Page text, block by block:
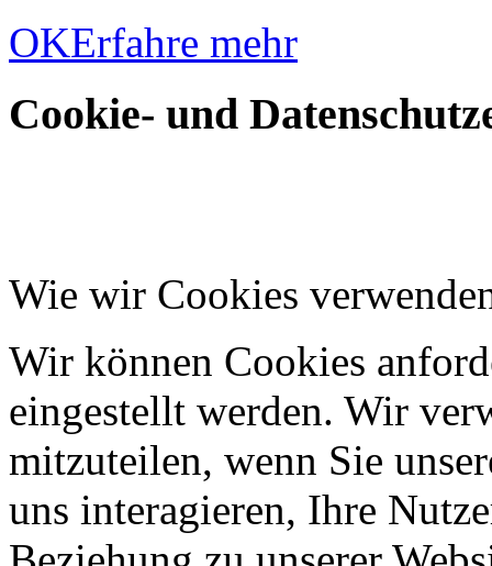
OKErfahre mehr
Cookie- und
Wie wir Cookies
Wir können Cookies
eingestellt werden. Wir
mitzuteilen, wenn Sie
uns interagieren, Ihre